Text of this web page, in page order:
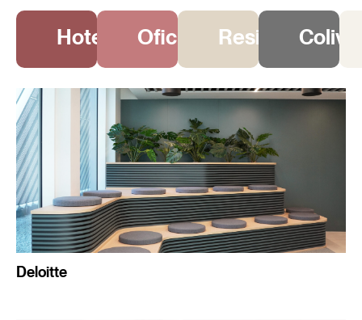
Hoteles Oficinas Residencias
Deloitte